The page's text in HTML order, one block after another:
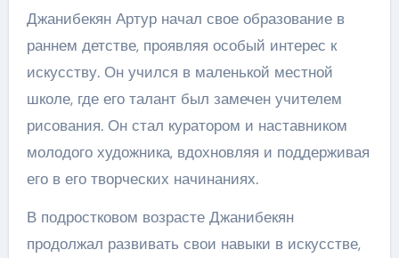
Джанибекян Артур начал свое образование в
раннем детстве, проявляя особый интерес к
искусству. Он учился в маленькой местной
школе, где его талант был замечен учителем
рисования. Он стал куратором и наставником
молодого художника, вдохновляя и поддерживая
его в его творческих начинаниях.
В подростковом возрасте Джанибекян
продолжал развивать свои навыки в искусстве,